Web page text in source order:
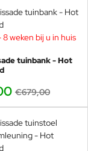
-17%
8 weken bij u in huis
tuinbank - Hot
€679,00